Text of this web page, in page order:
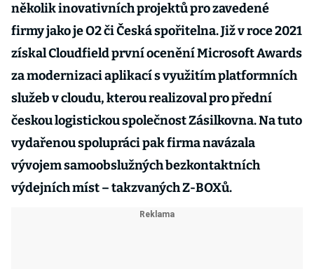
několik inovativních projektů pro zavedené
firmy jako je O2 či Česká spořitelna. Již v roce 2021
získal Cloudfield první ocenění Microsoft Awards
za modernizaci aplikací s využitím platformních
služeb v cloudu, kterou realizoval pro přední
českou logistickou společnost Zásilkovna. Na tuto
vydařenou spolupráci pak firma navázala
vývojem samoobslužných bezkontaktních
výdejních míst – takzvaných Z-BOXů.